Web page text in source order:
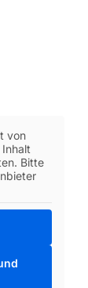
von
Bitte